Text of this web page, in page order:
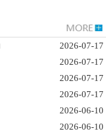
2026-07-17
2026-07-17
2026-07-17
2026-07-17
2026-06-10
2026-06-10